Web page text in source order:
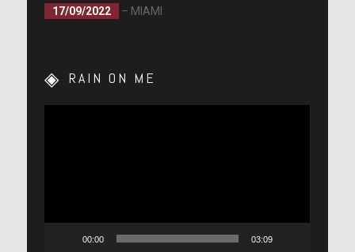
17/09/2022
– MIAMI
RAIN ON ME
00:00 03:09